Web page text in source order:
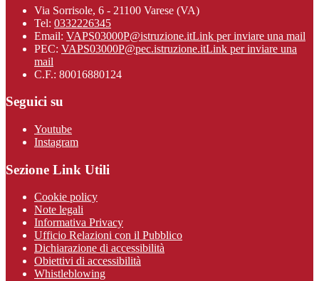
Via Sorrisole, 6 - 21100 Varese (VA)
Tel: 0332226345
Email: VAPS03000P@istruzione.itLink per inviare una mail
PEC: VAPS03000P@pec.istruzione.itLink per inviare una
mail
C.F.: 80016880124
Seguici su
Youtube
Instagram
Sezione Link Utili
Cookie policy
Note legali
Informativa Privacy
Ufficio Relazioni con il Pubblico
Dichiarazione di accessibilità
Obiettivi di accessibilità
Whistleblowing